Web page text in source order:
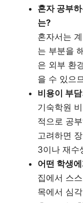
혼자 공부
는?
혼자서는
는 부분을
은 외부 환
을 수 있으
비용이 부
기숙학원
적으로 공
고려하면
3이나 재수
어떤 학생
집에서 스
목에서 심